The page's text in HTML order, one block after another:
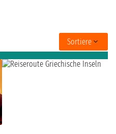
Sortiere